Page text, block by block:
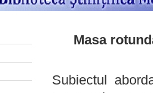
Masa
Subiectul